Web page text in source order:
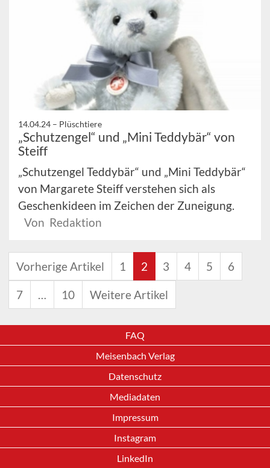
14.04.24 – Plüschtiere
„Schutzengel“ und „Mini Teddybär“ von
Steiff
„Schutzengel Teddybär“ und „Mini Teddybär“
von Margarete Steiff verstehen sich als
Geschenkideen im Zeichen der Zuneigung.
Von Redaktion
Vorherige Artikel 1 2 3 4 5 6
7 … 10 Weitere Artikel
FAQ
Meisenbach Verlag
Datenschutz
Mediadaten
Impressum
Instagram
LinkedIn